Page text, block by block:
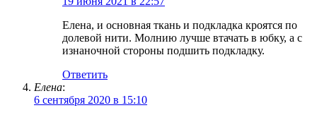
Елена, и основная ткань и подкладка кроятся по
долевой нити. Молнию лучше втачать в юбку, а с
изнаночной стороны подшить подкладку.
Ответить
Елена:
6 сентября 2020 в 15:10